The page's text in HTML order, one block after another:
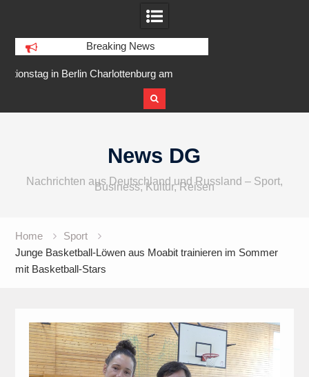
Breaking News
IFA 2026 Audio wird größer,
internationaler und vielfältiger
News DG
Nachrichten aus Deutschland und Russland – Sport,
Business, Kultur, Reisen
Home
Sport
Junge Basketball-Löwen aus Moabit trainieren im Sommer
mit Basketball-Stars